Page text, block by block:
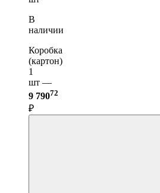
В
наличии
Коробка
(картон)
1
шт —
9 79072
₽